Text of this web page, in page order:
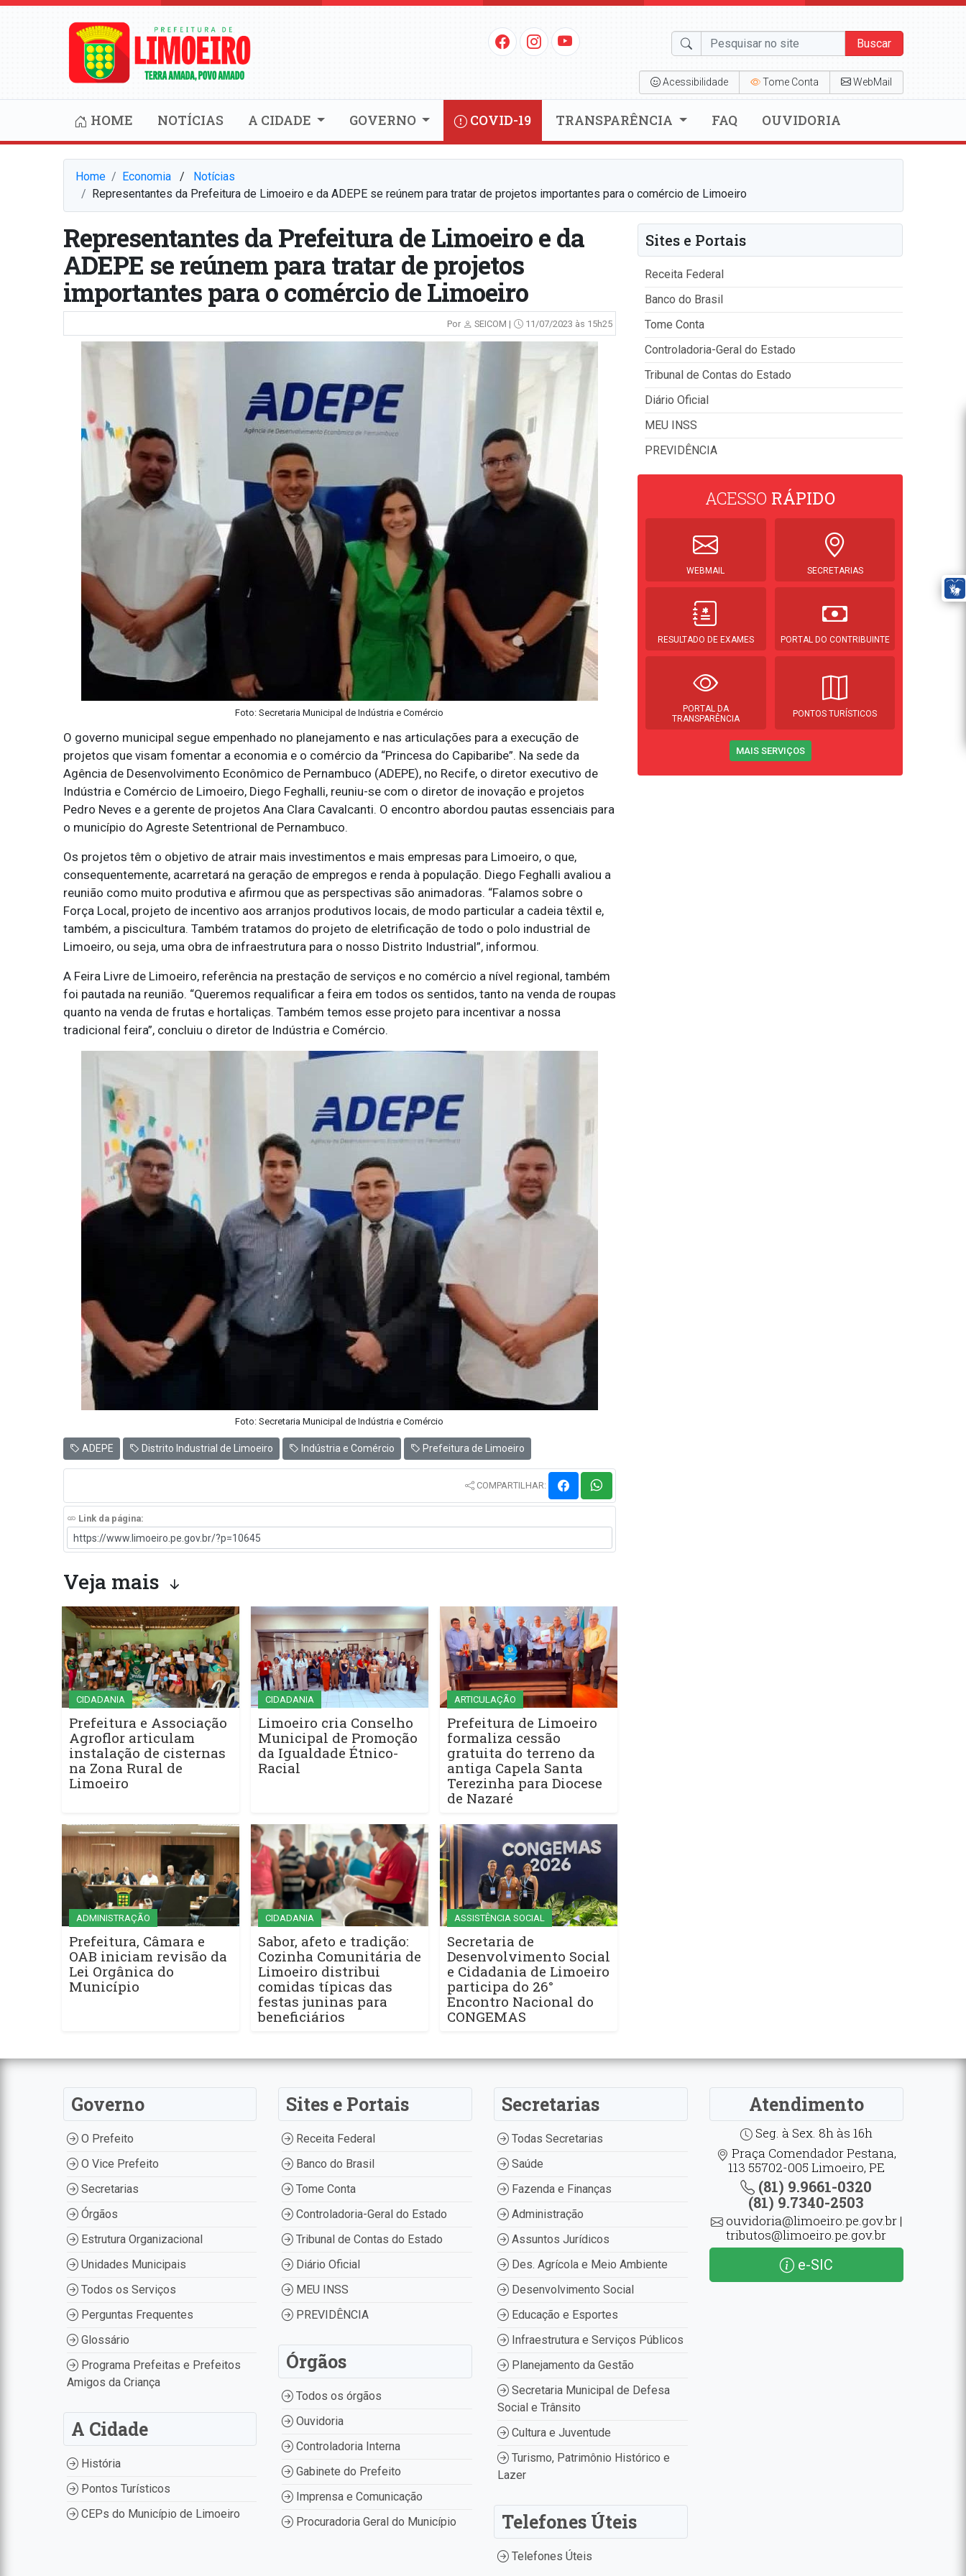
Buscar
Acessibilidade Tome Conta WebMail
HOME NOTÍCIAS A CIDADE GOVERNO COVID-19 TRANSPARÊNCIA FAQ OUVIDORIA
Home Economia⠀/⠀
Notícias
Representantes da Prefeitura de Limoeiro e da ADEPE se reúnem para tratar de projetos importantes para o comércio de Limoeiro
Representantes da Prefeitura de Limoeiro e da
ADEPE se reúnem para tratar de projetos
importantes para o comércio de Limoeiro
Por SEICOM | 11/07/2023 às 15h25
Foto: Secretaria Municipal de Indústria e Comércio
O governo municipal segue empenhado no planejamento e nas articulações para a execução de
projetos que visam fomentar a economia e o comércio da “Princesa do Capibaribe”. Na sede da
Agência de Desenvolvimento Econômico de Pernambuco (ADEPE), no Recife, o diretor executivo de
Indústria e Comércio de Limoeiro, Diego Feghalli, reuniu-se com o diretor de inovação e projetos
Pedro Neves e a gerente de projetos Ana Clara Cavalcanti. O encontro abordou pautas essenciais para
o município do Agreste Setentrional de Pernambuco.
Os projetos têm o objetivo de atrair mais investimentos e mais empresas para Limoeiro, o que,
consequentemente, acarretará na geração de empregos e renda à população. Diego Feghalli avaliou a
reunião como muito produtiva e afirmou que as perspectivas são animadoras. “Falamos sobre o
Força Local, projeto de incentivo aos arranjos produtivos locais, de modo particular a cadeia têxtil e,
também, a piscicultura. Também tratamos do projeto de eletrificação de todo o polo industrial de
Limoeiro, ou seja, uma obra de infraestrutura para o nosso Distrito Industrial”, informou.
A Feira Livre de Limoeiro, referência na prestação de serviços e no comércio a nível regional, também
foi pautada na reunião. “Queremos requalificar a feira em todos os sentidos, tanto na venda de roupas
quanto na venda de frutas e hortaliças. Também temos esse projeto para incentivar a nossa
tradicional feira”, concluiu o diretor de Indústria e Comércio.
Foto: Secretaria Municipal de Indústria e Comércio
ADEPE Distrito Industrial de Limoeiro Indústria e Comércio Prefeitura de Limoeiro
COMPARTILHAR:
Link da página:
Veja mais
CIDADANIA
Prefeitura e Associação
Agroflor articulam
instalação de cisternas
na Zona Rural de
Limoeiro
CIDADANIA
Limoeiro cria Conselho
Municipal de Promoção
da Igualdade Étnico-
Racial
ARTICULAÇÃO
Prefeitura de Limoeiro
formaliza cessão
gratuita do terreno da
antiga Capela Santa
Terezinha para Diocese
de Nazaré
ADMINISTRAÇÃO
Prefeitura, Câmara e
OAB iniciam revisão da
Lei Orgânica do
Município
CIDADANIA
Sabor, afeto e tradição:
Cozinha Comunitária de
Limoeiro distribui
comidas típicas das
festas juninas para
beneficiários
ASSISTÊNCIA SOCIAL
Secretaria de
Desenvolvimento Social
e Cidadania de Limoeiro
participa do 26°
Encontro Nacional do
CONGEMAS
Sites e Portais
Receita Federal
Banco do Brasil
Tome Conta
Controladoria-Geral do Estado
Tribunal de Contas do Estado
Diário Oficial
MEU INSS
PREVIDÊNCIA
ACESSO RÁPIDO
WEBMAIL SECRETARIAS
RESULTADO DE EXAMES PORTAL DO CONTRIBUINTE
PORTAL DA
TRANSPARÊNCIA
PONTOS TURÍSTICOS
MAIS SERVIÇOS
Governo
O Prefeito
O Vice Prefeito
Secretarias
Órgãos
Estrutura Organizacional
Unidades Municipais
Todos os Serviços
Perguntas Frequentes
Glossário
Programa Prefeitas e Prefeitos
Amigos da Criança
A Cidade
História
Pontos Turísticos
CEPs do Município de Limoeiro
Sites e Portais
Receita Federal
Banco do Brasil
Tome Conta
Controladoria-Geral do Estado
Tribunal de Contas do Estado
Diário Oficial
MEU INSS
PREVIDÊNCIA
Órgãos
Todos os órgãos
Ouvidoria
Controladoria Interna
Gabinete do Prefeito
Imprensa e Comunicação
Procuradoria Geral do Município
Secretarias
Todas Secretarias
Saúde
Fazenda e Finanças
Administração
Assuntos Jurídicos
Des. Agrícola e Meio Ambiente
Desenvolvimento Social
Educação e Esportes
Infraestrutura e Serviços Públicos
Planejamento da Gestão
Secretaria Municipal de Defesa
Social e Trânsito
Cultura e Juventude
Turismo, Patrimônio Histórico e
Lazer
Telefones Úteis
Telefones Úteis
Atendimento
Seg. à Sex. 8h às 16h
Praça Comendador Pestana,
113 55702-005 Limoeiro, PE
(81) 9.9661-0320
(81) 9.7340-2503
ouvidoria@limoeiro.pe.gov.br |
tributos@limoeiro.pe.gov.br
e-SIC